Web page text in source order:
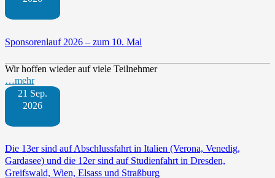
Sponsorenlauf 2026 – zum 10. Mal
Wir hoffen wieder auf viele Teilnehmer
…mehr
21 Sep.
2026
Die 13er sind auf Abschlussfahrt in Italien (Verona, Venedig,
Gardasee) und die 12er sind auf Studienfahrt in Dresden,
Greifswald, Wien, Elsass und Straßburg